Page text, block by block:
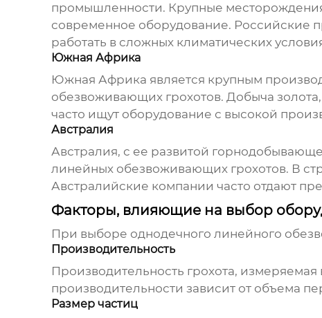
промышленности. Крупные
современное оборудование. Российские
работать в сложных климатических
Южная Африка
Южная Африка является крупным
обезвоживающих грохотов. Добыча
часто ищут оборудование с высокой
Австралия
Австралия, с ее развитой
линейных обезвоживающих грохотов. В
Австралийские компании часто отдают
Факторы, влияющие на выбор
При выборе однодечного линейного
Производительность
Производительность грохота,
производительности зависит от объема
Размер частиц